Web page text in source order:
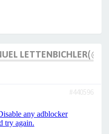
#440596